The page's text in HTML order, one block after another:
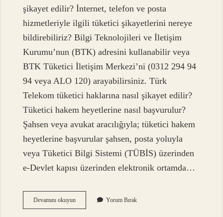
şikayet edilir? İnternet, telefon ve posta
hizmetleriyle ilgili tüketici şikayetlerini nereye
bildirebiliriz? Bilgi Teknolojileri ve İletişim
Kurumu’nun (BTK) adresini kullanabilir veya
BTK Tüketici İletişim Merkezi’ni (0312 294 94
94 veya ALO 120) arayabilirsiniz. Türk
Telekom tüketici haklarına nasıl şikayet edilir?
Tüketici hakem heyetlerine nasıl başvurulur?
Şahsen veya avukat aracılığıyla; tüketici hakem
heyetlerine başvurular şahsen, posta yoluyla
veya Tüketici Bilgi Sistemi (TÜBİS) üzerinden
e-Devlet kapısı üzerinden elektronik ortamda…
Devamını okuyunCimere
Türk
Yorum Bırak